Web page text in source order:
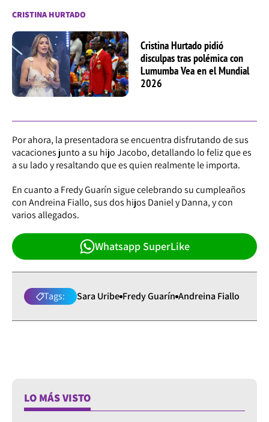
CRISTINA HURTADO
Cristina Hurtado pidió
disculpas tras polémica con
Lumumba Vea en el Mundial
2026
Por ahora, la presentadora se encuentra disfrutando de sus
vacaciones junto a su hijo Jacobo, detallando lo feliz que es
a su lado y resaltando que es quien realmente le importa.
En cuanto a Fredy Guarín sigue celebrando su cumpleaños
con Andreina Fiallo, sus dos hijos Daniel y Danna, y con
varios allegados.
Whatsapp SuperLike
Tags: Sara Uribe Fredy Guarín Andreina Fiallo
LO MÁS VISTO